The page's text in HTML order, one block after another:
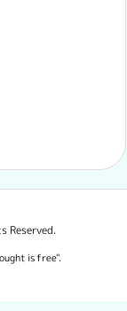
Reserved.
is free".